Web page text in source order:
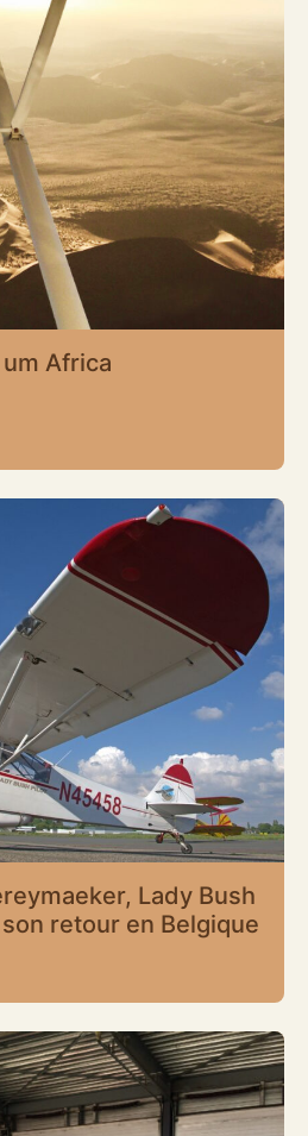
Africa
Lady Bush
retour en Belgique